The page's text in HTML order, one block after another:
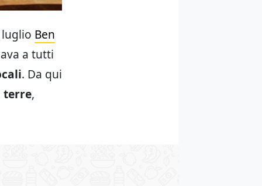
Ben
a tutti
. Da qui
terre,